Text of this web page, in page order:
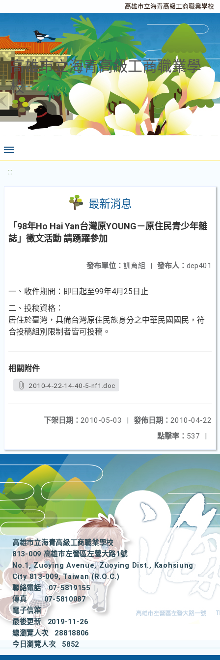
高雄市立海青高級工商職業學校
高雄市立海青高級工商職業學
校
:::
最新消息
「98年Ho Hai Yan台灣原YOUNG－原住民青少年雜
誌」徵文活動 請踴躍參加
發布人： dep401
發布單位： 訓育組 |
一、收件期間：即日起至99年4月25日止
二、投稿資格：
居住於臺灣，具備台灣原住民族身分之中華民國國民，符
合投稿組別限制者皆可投稿。
相關附件
2010-4-22-14-40-5-nf1.doc
發佈日期： 2010-04-22
下架日期： 2010-05-03
|
點擊率： 537 |
高雄市立海青高級工商職業學校
813-009 高雄市左營區左營大路1號
No.1, Zuoying Avenue, Zuoying Dist., Kaohsiung
City 813-009, Taiwan (R.O.C.)
聯絡電話
07-5819155
|
傳真
07-5810087
電子信箱
最後更新
2019-11-26
總瀏覽人次
28818806
今日瀏覽人次
5852